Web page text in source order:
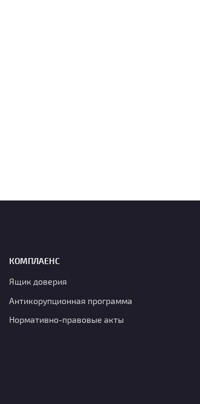
КОМПЛАЕНС
Ящик доверия
Антикорупционная программа
Нормативно-правовые акты